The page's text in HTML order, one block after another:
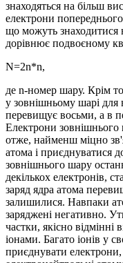
знаходяться на більш
електрони
що можуть знаходитися
дорівнює подвоєному
N=2n*n,
де n-номер шару. Крім
у зовнішньому шарі для
перевищує восьми, а в
Електрони зовнішнього
отже, найменш міцно
атома і приєднуватися
зовнішнього шару
декількох електронів,
заряд ядра атома
залишилися. Навпаки
заряджені негативно.
частки, якісно відмінні
іонами. Багато іонів у
приєднувати